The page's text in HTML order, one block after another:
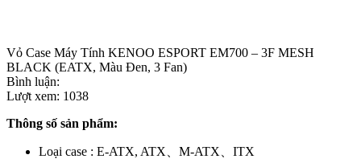
Vỏ Case Máy Tính KENOO ESPORT EM700 – 3F MESH
BLACK (EATX, Màu Đen, 3 Fan)
Bình luận:
Lượt xem: 1038
Thông số sản phẩm:
Loại case : E-ATX, ATX、M-ATX、ITX